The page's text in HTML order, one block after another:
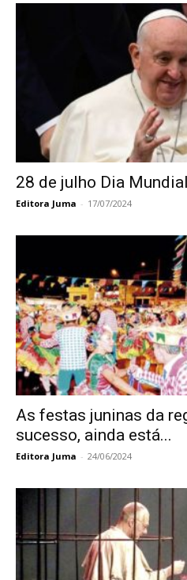
28 de julho Dia
Editora Juma - 17/07/2024
As festas juninas da
sucesso, ainda está...
Editora Juma - 24/06/2024